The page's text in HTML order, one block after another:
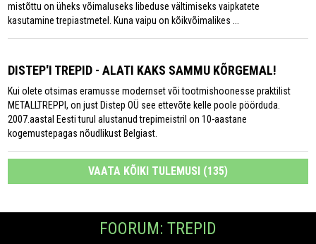
mistõttu on üheks võimaluseks libeduse vältimiseks vaipkatete
kasutamine trepiastmetel. Kuna vaipu on kõikvõimalikes ...
DISTEP'I TREPID - ALATI KAKS SAMMU KÕRGEMAL!
Kui olete otsimas eramusse modernset või tootmishoonesse praktilist
METALLTREPPI, on just Distep OÜ see ettevõte kelle poole pöörduda.
2007.aastal Eesti turul alustanud trepimeistril on 10-aastane
kogemustepagas nõudlikust Belgiast.
VAATA KÕIKI TULEMUSI (135)
FOORUM: TREPID